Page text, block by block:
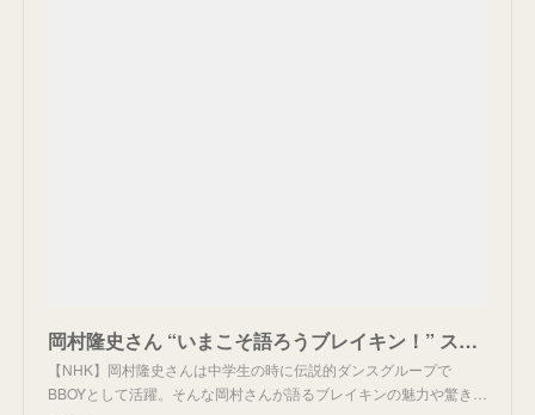
岡村隆史さん “いまこそ語ろうブレイキン！” スペシャルインタビュー｜NHKスポーツ
【NHK】岡村隆史さんは中学生の時に伝説的ダンスグループで
BBOYとして活躍。そんな岡村さんが語るブレイキンの魅力や驚き…